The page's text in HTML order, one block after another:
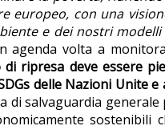
europeo, con una
e dei nostri modelli
volta a
di ripresa deve essere
delle Nazioni Unite
di salvaguardia
sostenibili